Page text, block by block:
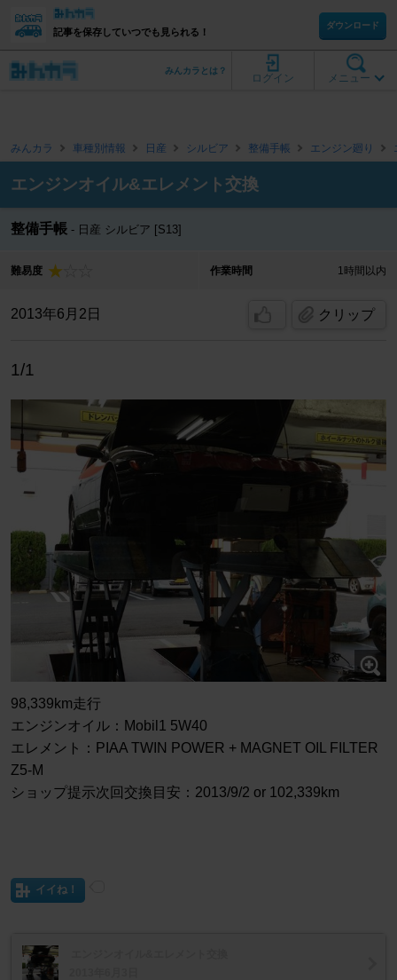
記事を保存していつでも見られる！
ダウンロード
メニュー
ログイン
みんカラとは？
みんカラ 車種別情報 日産 シルビア 整備手帳 エンジン廻り
エンジンオイル&エレメント交換
整備手帳 日産 シルビア [S13]
難易度 作業時間 1時間以内
2013年6月2日 クリップ
1/1
98,339km走行
エンジンオイル：Mobil1 5W40
エレメント：PIAA TWIN POWER + MAGNET OIL FILTER
Z5-M
ショップ提示次回交換目安：2013/9/2 or 102,339km
イイね！